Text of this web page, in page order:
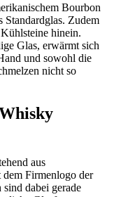
Bourbon
Standardglas. Zudem
hinein.
Glas, erwärmt sich
und sowohl die
nicht so
aus
Firmenlogo der
dabei gerade